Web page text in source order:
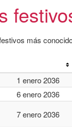
más
1 enero 2036
6 enero 2036
7 enero 2036